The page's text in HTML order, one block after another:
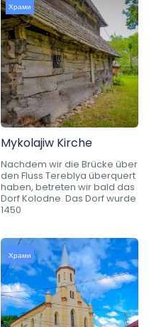
Храми
Mykolajiw Kirche
Nachdem wir die Brücke über
den Fluss Tereblya überquert
haben, betreten wir bald das
Dorf Kolodne. Das Dorf wurde
1450
Храми